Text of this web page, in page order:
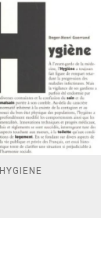
HYGIENE